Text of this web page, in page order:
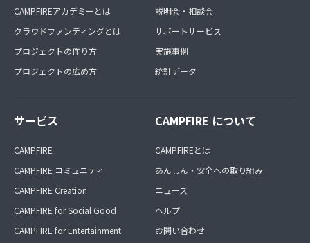
CAMPFIREアカデミーとは
クラウドファンディングとは
プロジェクトの作り方
プロジェクトの広め方
説明会・相談会
サポートサービス
実施事例
統計データ
サービス
CAMPFIRE
CAMPFIRE コミュニティ
CAMPFIRE Creation
CAMPFIRE for Social Good
CAMPFIRE for Entertainment
CAMPFIRE について
CAMPFIREとは
あんしん・安全への取り組み
ニュース
ヘルプ
お問い合わせ